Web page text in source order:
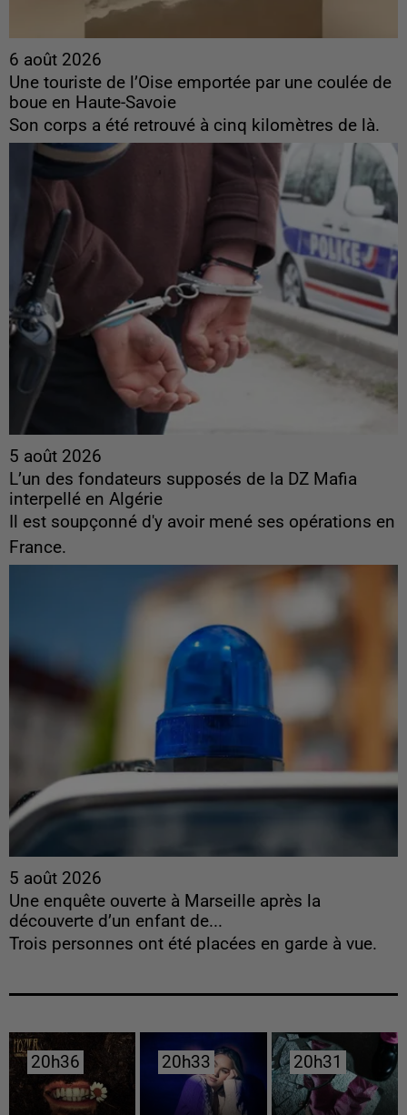
6 août 2026
Une touriste de l’Oise emportée par une coulée de
boue en Haute-Savoie
Son corps a été retrouvé à cinq kilomètres de là.
5 août 2026
L’un des fondateurs supposés de la DZ Mafia
interpellé en Algérie
Il est soupçonné d'y avoir mené ses opérations en
France.
5 août 2026
Une enquête ouverte à Marseille après la
découverte d’un enfant de...
Trois personnes ont été placées en garde à vue.
20h36
20h36 20h33
20h33 20h31
20h31